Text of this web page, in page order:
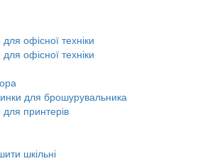
офісної техніки
офісної техніки
для брошурувальника
для принтерів
шкільні